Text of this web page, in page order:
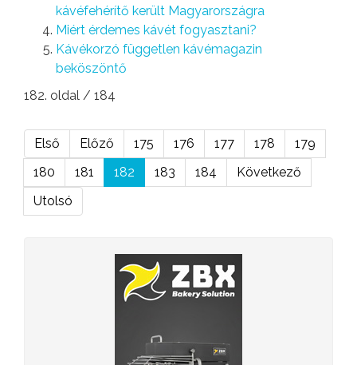
kávéfehérítő került Magyarországra
Miért érdemes kávét fogyasztani?
Kávékorzó független kávémagazin
beköszöntő
182. oldal / 184
Első Előző 175 176 177 178
179
180
181 182 183 184
Következő
Utolsó